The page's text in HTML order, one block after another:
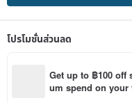
โปรโมชั่นส่วนลด
Get up to ฿100
um spend on your